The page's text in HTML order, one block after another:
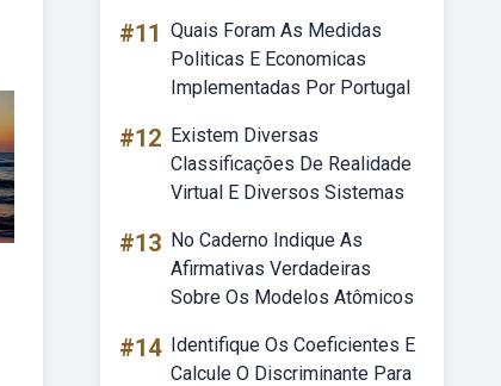
#11 Quais Foram As Medidas
Politicas E Economicas
Implementadas Por Portugal
#12 Existem Diversas
Classificações De Realidade
Virtual E Diversos Sistemas
#13 No Caderno Indique As
Afirmativas Verdadeiras
Sobre Os Modelos Atômicos
#14 Identifique Os Coeficientes E
Calcule O Discriminante Para